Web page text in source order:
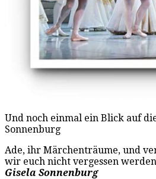
Und noch einmal ein Blick auf
Sonnenburg
Ade, ihr Märchenträume, und
wir euch nicht vergessen
Gisela Sonnenburg